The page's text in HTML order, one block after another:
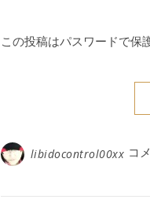
この投稿はパスワードで保
libidocontrol00xx コ